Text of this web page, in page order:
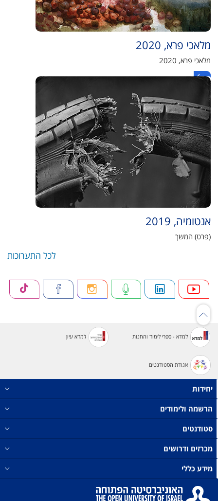
מלאכי פרא, 2020
מלאכי פרא, 2020
אנטומיה, 2019
(פרט) המשך
לכל התערוכות
למדא - ספרי לימוד והחנות למדא עיון
אגודת הסטודנטים
יחידות
הרשמה ולימודים
סטודנטים
מכרזים ודרושים
מידע כללי